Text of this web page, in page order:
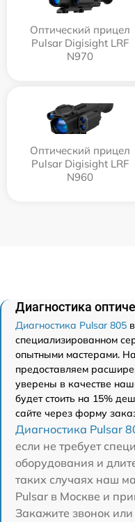
Оптический прицел
Pulsar Digisight LRF
N970
Оптический прицел
Pulsar Digisight LRF
N960
Диагностика
Диагностика Pulsar 805
специализированном
опытными мастерами.
предоставляем
уверены в качестве
будет стоить на 15%
сайте через форму
Диагностика Pulsar
если не требует
оборудования и
таких случаях наш
Pulsar в Москве и
Закажите звонок